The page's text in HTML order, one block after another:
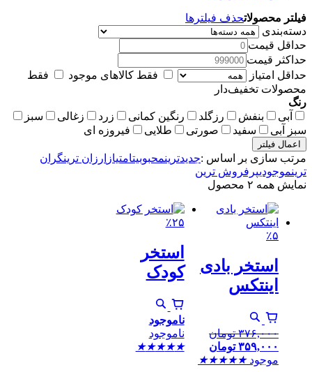
فیلتر محصولاتحذف فیلترها
دسته‌بندی
حداقل قیمت
حداکثر قیمت
حداقل امتیاز
فقط کالاهای موجود
فقط
محصولات تخفیف‌دار
رنگ
آبی
بنفش رزگلد رنگین کمانی زرد زغالی
سبز
سبز آبی
سفید صورتی طلایی فیروزه ای
اعمال فیلتر
مرتب سازی بر اساس :جدیدترینمحبوبیتامتیاز ارزان ترینگران
ترینموجودیپرفروش ترین
نمایش همه ۲ محصول
٪۵
استخر بادی
اینتکس
۳۷۶,۰۰۰ تومان
۳۵۹,۰۰۰ تومان
موجود ★
★
★
★
★
٪۲۵
استخر
کودک
ناموجود
ناموجود
★
★
★
★
★